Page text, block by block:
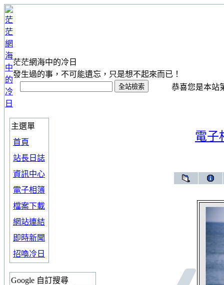
茫茫網海中的冷日
發生過的事，不可能遺忘，只是想不起來而已！
恭喜您是本站
主選單
首頁
站長日誌
資訊中心
電子相簿
檔案下載
網站連結
即時新聞
招喚冷日
Google 自訂搜尋
電子